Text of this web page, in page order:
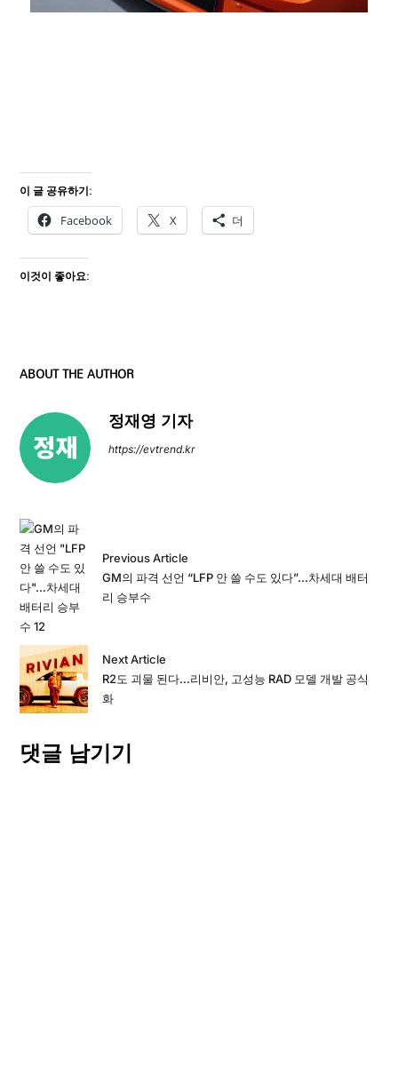
이 글 공유하기:
Facebook X 더
이것이 좋아요:
ABOUT THE AUTHOR
정재영 기자
https://evtrend.kr
Previous Article
GM의 파격 선언 “LFP 안 쓸 수도 있다”…차세대 배터
리 승부수
Next Article
R2도 괴물 된다…리비안, 고성능 RAD 모델 개발 공식
화
댓글 남기기